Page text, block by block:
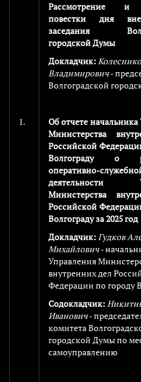
Рассмотрение и
повестки дня
заседания
городской Думы
Докладчик:
Владимирович-
Волгоградской
1.
Об отчете начальника
Министерства
Российской
Волгограду о
оперативно-
деятельности
Министерства
Российской
Волгограду за 2025 год
Докладчик: Гудков
Михайлович-
Управления
внутренних дел
Федерации по городу
Содокладчик:
Иванович-
комитета
городской Думы по
самоуправлению